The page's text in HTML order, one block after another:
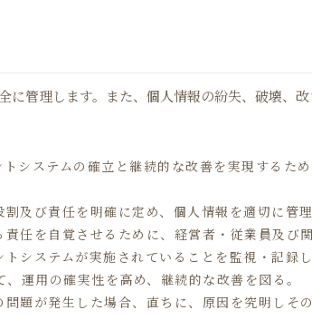
に管理します。また、個人情報の紛失、破壊、
システムの確立と継続的な改善を実現するた
及び責任を明確に定め、個人情報を適切に管理
任を自覚させるために、経営者・従業員及び
システムが実施されていることを監視・記録
運用の確実性を高め、継続的な改善を図る。
題が発生した場合、直ちに、原因を究明し